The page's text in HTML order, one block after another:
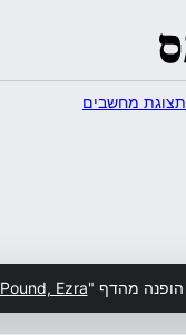
תצוגת מחשבים
הופנה מהדף "Pound, Ezra